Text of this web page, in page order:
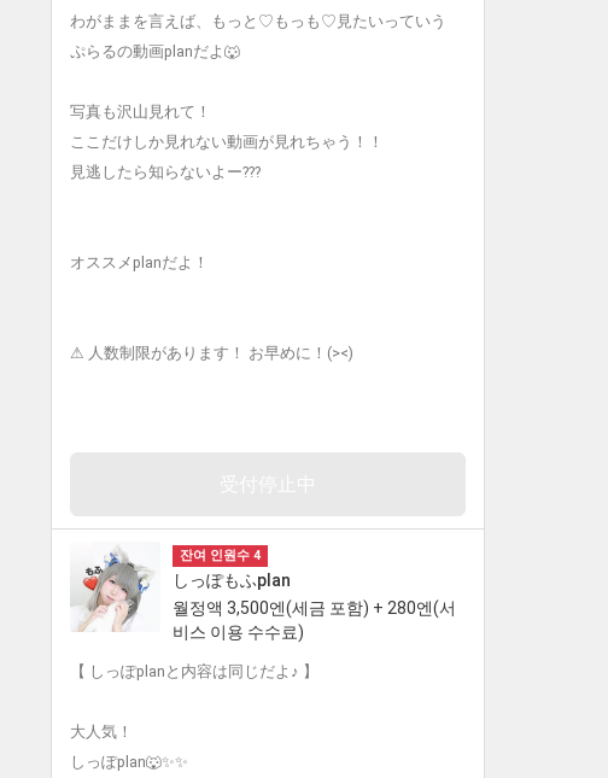
わがままを言えば、もっと♡もっも♡見たいっていう
ぷらるの動画planだよ🐺
写真も沢山見れて！
ここだけしか見れない動画が見れちゃう！！
見逃したら知らないよー???
オススメplanだよ！
⚠︎ 人数制限があります！ お早めに！(><)
잔여 인원수 4
しっぽもふplan
월정액 3,500엔(세금 포함) + 280엔(서
비스 이용 수수료)
【 しっぽplanと内容は同じだよ♪ 】
大人気！
しっぽplan🐺✨✨